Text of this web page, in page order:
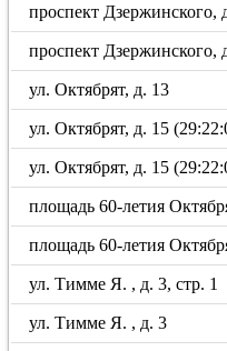
проспект Дзержинского,
проспект Дзержинского,
ул. Октябрят, д. 13
ул. Октябрят, д. 15
ул. Октябрят, д. 15
площадь 60-летия
площадь 60-летия
ул. Тимме Я. , д. 3, стр. 1
ул. Тимме Я. , д. 3